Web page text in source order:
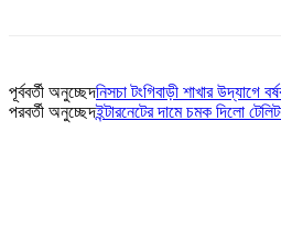
পূর্ববর্তী অনুচ্ছেদনিসচা টংগিবাড়ী শাখার উদ্যাগে
পরবর্তী অনুচ্ছেদইন্টারনেটের দামে চমক দিলো